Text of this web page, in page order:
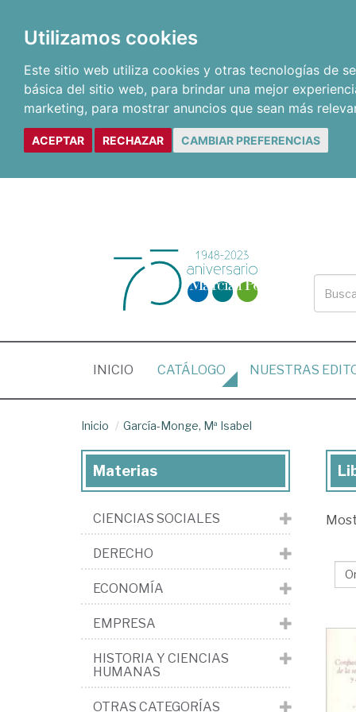
Utilizamos cookies
Este sitio web utiliza cookies y otras tecnologías de
básica del sitio web, para brindar una mejor
marketing, para mostrar anuncios que sean más
ACEPTAR RECHAZAR CAMBIAR PREFERENCIAS
INICIO (CURRENT)
CATÁLOGO NUESTRAS
Inicio García-Monge, Mª Isabel
Mª
Materias
CIENCIAS SOCIALES
DERECHO
ECONOMÍA
EMPRESA
HISTORIA Y CIENCIAS
HUMANAS
OTRAS CATEGORÍAS